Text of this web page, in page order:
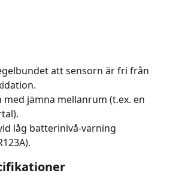
att sensorn är fri från
med jämna mellanrum (t.ex. en
låg batterinivå-varning